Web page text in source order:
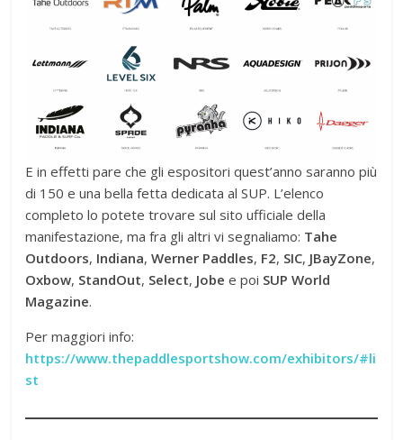
E in effetti pare che gli espositori quest’anno saranno più
di 150 e una bella fetta dedicata al SUP. L’elenco
completo lo potete trovare sul sito ufficiale della
manifestazione, ma fra gli altri vi segnaliamo: Tahe
Outdoors, Indiana,Werner Paddles, F2, SIC, JBayZone,
Oxbow, StandOut, Select, Jobe e poi SUP World
Magazine.
Per maggiori info:
https://www.thepaddlesportshow.com/exhibitors/#li
st